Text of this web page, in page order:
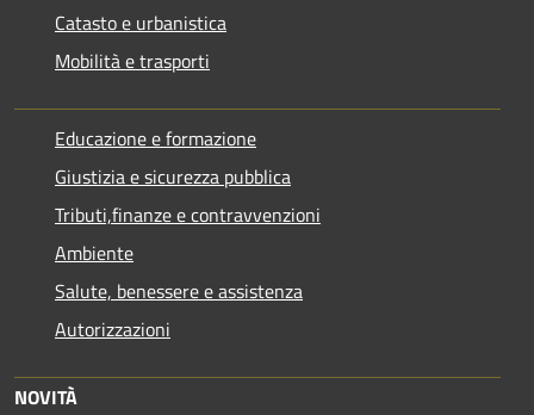
Catasto e urbanistica
Mobilità e trasporti
Educazione e formazione
Giustizia e sicurezza pubblica
Tributi,finanze e contravvenzioni
Ambiente
Salute, benessere e assistenza
Autorizzazioni
NOVITÀ